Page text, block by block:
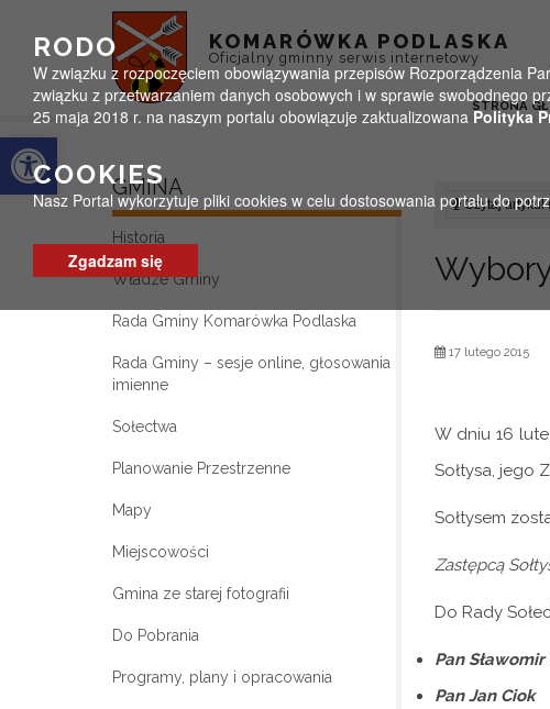
Otwórz pasek narzędzi
KOMARÓWKA PODLASKA
Oficjalny gminny serwis internetowy
STRONA
GMINA
Historia
Władze Gminy
Rada Gminy Komarówka Podlaska
Rada Gminy – sesje online, głosowania
imienne
Sołectwa
Planowanie Przestrzenne
Mapy
Miejscowości
Gmina ze starej fotografii
Do Pobrania
Programy, plany i opracowania
Czytaj artykuł
17 lutego 2015
W dniu 16
Sołtysa, jego
Sołtysem
Zastępcą
Do Rady
Pan
Pan Jan Ciok
RODO
W związku z rozpoczęciem obowiązywania przepisów Rozporządzenia
związku z przetwarzaniem danych osobowych i w sprawie swobodnego
25 maja 2018 r. na naszym portalu obowiązuje zaktualizowana Polityka
COOKIES
Nasz Portal wykorzytuje pliki cookies w celu dostosowania portalu do
Zgadzam się